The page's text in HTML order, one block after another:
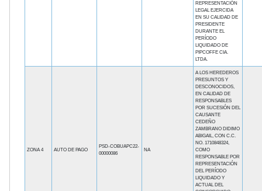
REPRESENTACIÓN
LEGAL EJERCIDA
EN SU CALIDAD DE
PRESIDENTE
DURANTE EL
PERÍODO
LIQUIDADO DE
PIPCOFFE CIA.
LTDA.
ZONA 4 AUTO DE PAGO
PSD-COBUAPC22-
00000086
NA
A LOS HEREDEROS
PRESUNTOS Y
DESCONOCIDOS,
EN CALIDAD DE
RESPONSABLES
POR SUCESIÓN DEL
CAUSANTE
CEDEÑO
ZAMBRANO DIDIMO
ABIGAIL, CON C.C.
NO. 1710848324,
COMO
RESPONSABLE POR
REPRESENTACIÓN
DEL PERÍODO
LIQUIDADO Y
ACTUAL DEL